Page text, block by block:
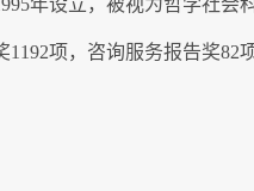
项，咨询服务报告奖82